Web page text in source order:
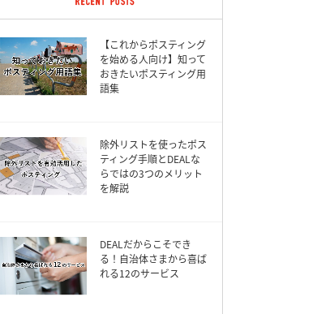
【これからポスティング
を始める人向け】知って
おきたいポスティング用
語集
除外リストを使ったポス
ティング手順とDEALな
らではの3つのメリット
を解説
DEALだからこそでき
る！自治体さまから喜ば
れる12のサービス